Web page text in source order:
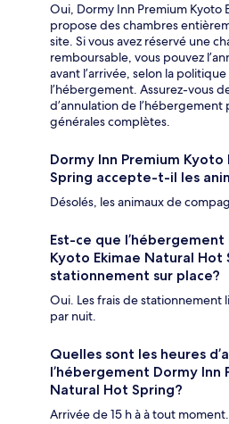
Oui, Dormy Inn Premium Kyoto
propose des chambres
site. Si vous avez réservé une
remboursable, vous pouvez
avant l’arrivée, selon la
l’hébergement. Assurez-vous
d’annulation de
générales complètes.
Dormy Inn Premium
Spring accepte-t-il les
Désolés, les animaux de
Est-ce que l’hébergement
Kyoto Ekimae Natural Hot
stationnement sur place?
Oui. Les frais de
par nuit.
Quelles sont les heures
l’hébergement Dormy Inn
Natural Hot Spring?
Arrivée de 15 h à à tout